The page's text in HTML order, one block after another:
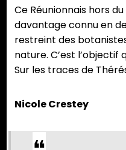
Ce Réunionnais hors
davantage connu en
restreint des
nature. C’est l’objectif
Sur les traces de
Nicole Crestey